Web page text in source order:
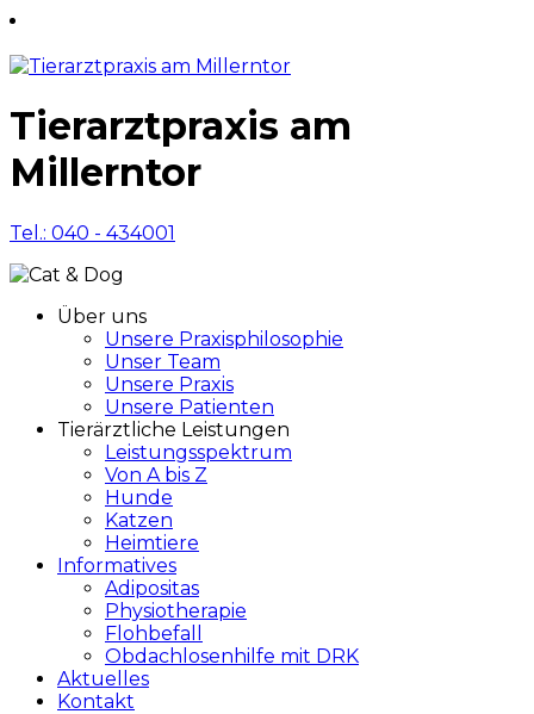
Tierarztpraxis am
Millerntor
Tel.: 040 - 434001
Über uns
Unsere Praxisphilosophie
Unser Team
Unsere Praxis
Unsere Patienten
Tierärztliche Leistungen
Leistungsspektrum
Von A bis Z
Hunde
Katzen
Heimtiere
Informatives
Adipositas
Physiotherapie
Flohbefall
Obdachlosenhilfe mit DRK
Aktuelles
Kontakt